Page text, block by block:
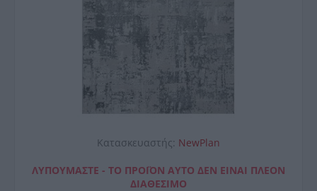
Κατασκευαστής: NewPlan
ΛΥΠΟΎΜΑΣΤΕ - ΤΟ ΠΡΟΪΌΝ ΑΥΤΌ ΔΕΝ ΕΊΝΑΙ ΠΛΈΟΝ
ΔΙΑΘΈΣΙΜΟ